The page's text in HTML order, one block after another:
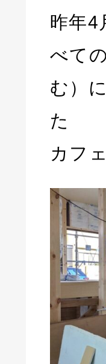
昨年4
べて
む）
た
カフ